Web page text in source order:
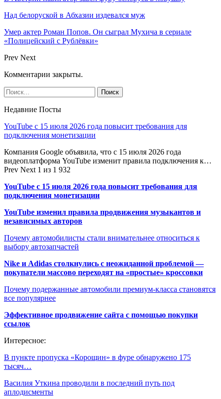
Над белоруской в Абхазии издевался муж
Умер актер Роман Попов. Он сыграл Мухича в сериале
«Полицейский с Рублёвки»
Prev Next
Комментарии закрыты.
Недавние Посты
YouTube с 15 июля 2026 года повысит требования для
подключения монетизации
Компания Google объявила, что с 15 июля 2026 года
видеоплатформа YouTube изменит правила подключения к…
Prev Next 1 из 1 932
YouTube с 15 июля 2026 года повысит требования для
подключения монетизации
YouTube изменил правила продвижения музыкантов и
независимых авторов
Почему автомобилисты стали внимательнее относиться к
выбору автозапчастей
Nike и Adidas столкнулись с неожиданной проблемой —
покупатели массово переходят на «простые» кроссовки
Почему подержанные автомобили премиум-класса становятся
все популярнее
Эффективное продвижение сайта с помощью покупки
ссылок
Интересное:
В пункте пропуска «Корощин» в фуре обнаружено 175
тысяч…
Василия Уткина проводили в последний путь под
аплодисменты